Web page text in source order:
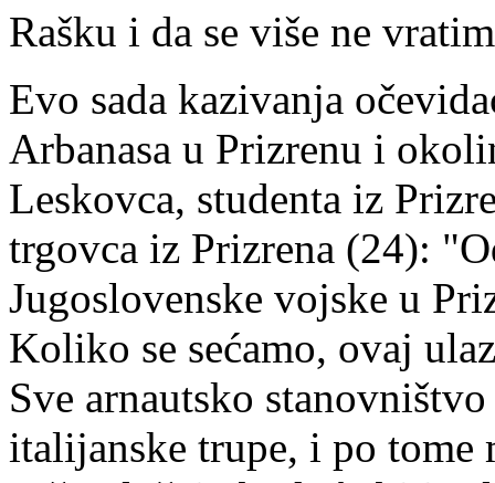
Rašku i da se više ne
Evo sada kazivanja
Arbanasa u Prizrenu i
Leskovca, studenta iz
trgovca iz Prizrena (24):
Jugoslovenske vojske u
Koliko se sećamo, ovaj
Sve arnautsko
italijanske trupe, i po tome